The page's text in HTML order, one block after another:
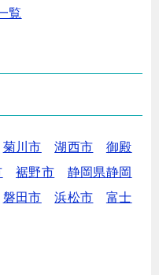
覧
菊川市 湖西市
御殿
裾野市
静岡県静岡
磐田市 浜松市
富士